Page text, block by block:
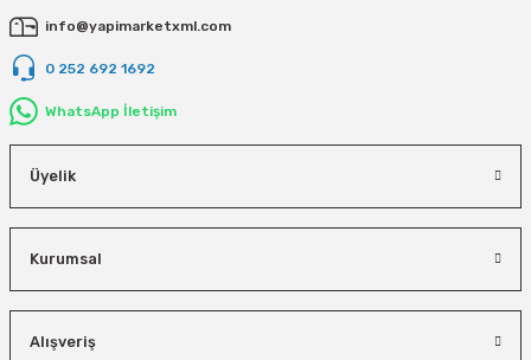
info@yapimarketxml.com
0 252 692 1692
WhatsApp İletişim
Üyelik
Kurumsal
Alışveriş